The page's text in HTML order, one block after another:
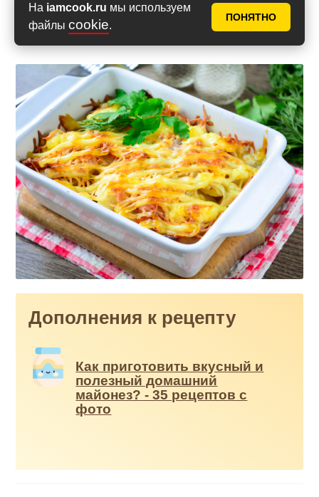
На iamcook.ru мы используем
файлы cookie.
ПОНЯТНО
Дополнения к рецепту
Как приготовить вкусный и
полезный домашний
майонез? - 35 рецептов с
фото